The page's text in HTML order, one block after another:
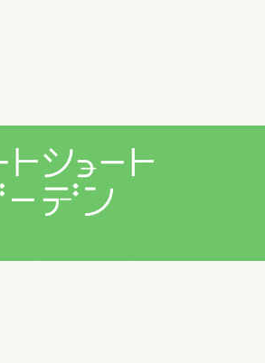
プライバシーポリシー 利用規約 お問い合わせ